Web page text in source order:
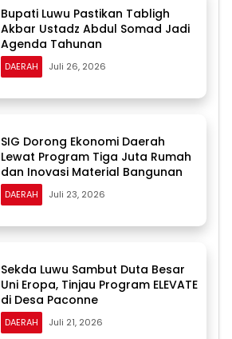
Bupati Luwu Pastikan Tabligh
Akbar Ustadz Abdul Somad Jadi
Agenda Tahunan
DAERAH Juli 26, 2026
SIG Dorong Ekonomi Daerah
Lewat Program Tiga Juta Rumah
dan Inovasi Material Bangunan
DAERAH Juli 23, 2026
Sekda Luwu Sambut Duta Besar
Uni Eropa, Tinjau Program ELEVATE
di Desa Paconne
DAERAH Juli 21, 2026